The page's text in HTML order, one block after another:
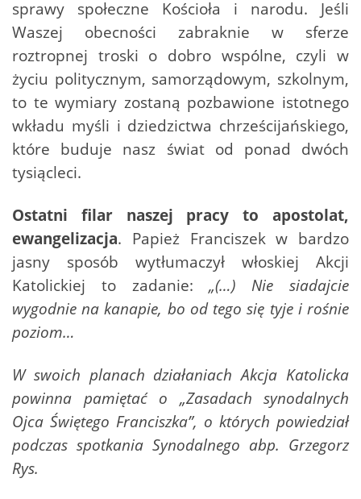
sprawy społeczne Kościoła i narodu. Jeśli
Waszej obecności zabraknie w sferze
roztropnej troski o dobro wspólne, czyli w
życiu politycznym, samorządowym, szkolnym,
to te wymiary zostaną pozbawione istotnego
wkładu myśli i dziedzictwa chrześcijańskiego,
które buduje nasz świat od ponad dwóch
tysiącleci.
Ostatni filar naszej pracy to apostolat,
ewangelizacja. Papież Franciszek w bardzo
jasny sposób wytłumaczył włoskiej Akcji
Katolickiej to zadanie:„(…) Nie siadajcie
wygodnie na kanapie, bo od tego się tyje i rośnie
poziom…
W swoich planach działaniach Akcja Katolicka
powinna pamiętać o „Zasadach synodalnych
Ojca Świętego Franciszka”, o których powiedział
podczas spotkania Synodalnego abp. Grzegorz
Rys.